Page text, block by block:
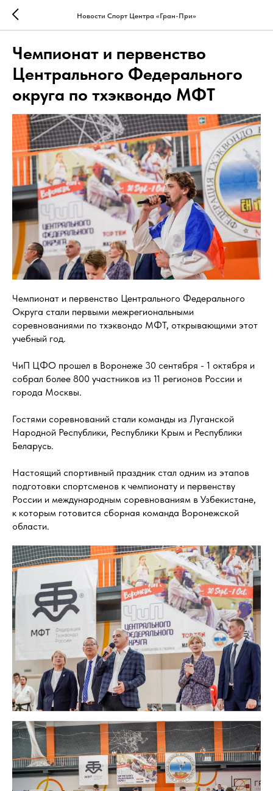
Новости Спорт Центра «Гран-При»
Чемпионат и первенство
Центрального Федерального
округа по тхэквондо МФТ
Чемпионат и первенство Центрального Федерального
Округа стали первыми межрегиональными
соревнованиями по тхэквондо МФТ, открывающими этот
учебный год.
ЧиП ЦФО прошел в Воронеже 30 сентября - 1 октября и
собрал более 800 участников из 11 регионов России и
города Москвы.
Гостями соревнований стали команды из Луганской
Народной Республики, Республики Крым и Республики
Беларусь.
Настоящий спортивный праздник стал одним из этапов
подготовки спортсменов к чемпионату и первенству
России и международным соревнованиям в Узбекистане,
к которым готовится сборная команда Воронежской
области.